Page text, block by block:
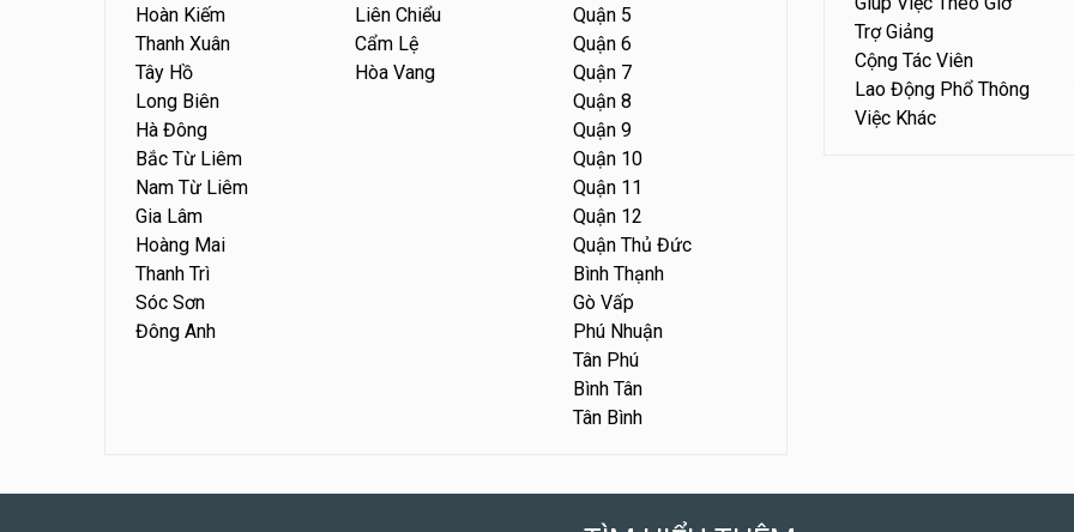
Hoàn Kiếm
Thanh Xuân
Tây Hồ
Long Biên
Hà Đông
Bắc Từ Liêm
Nam Từ Liêm
Gia Lâm
Hoàng Mai
Thanh Trì
Sóc Sơn
Đông Anh
Liên Chiểu
Cẩm Lệ
Hòa Vang
Quận 5
Quận 6
Quận 7
Quận 8
Quận 9
Quận 10
Quận 11
Quận 12
Quận Thủ Đức
Bình Thạnh
Gò Vấp
Phú Nhuận
Tân Phú
Bình Tân
Tân Bình
Trợ Giảng
Cộng Tác Viên
Lao Động Phổ Thông
Việc Khác